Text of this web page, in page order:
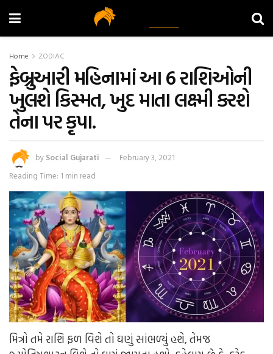
Home ZODIAC
ફેબ્રુઆરી મહિનામાં આ 6 રાશિઓની
ખુલશે કિસ્મત, ખુદ માતા લક્ષ્મી કરશે
તેના પર કૃપા.
by Social Gujarati
February 3, 2021
Reading Time: 1 min read
મિત્રો તમે રાશિ ફળ વિશે તો ઘણું સાંભળ્યું હશે, તેમજ